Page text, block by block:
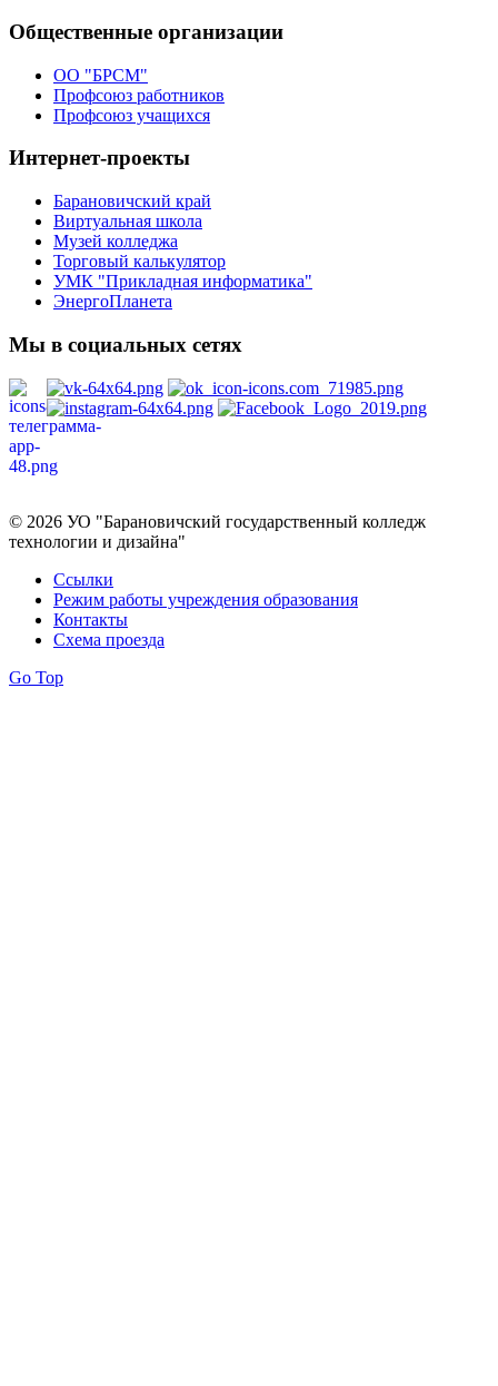
Общественные организации
ОО "БРСМ"
Профсоюз работников
Профсоюз учащихся
Интернет-проекты
Барановичский край
Виртуальная школа
Музей колледжа
Торговый калькулятор
УМК "Прикладная информатика"
ЭнергоПланета
Мы в социальных сетях
© 2026 УО "Барановичский государственный колледж
технологии и дизайна"
Ссылки
Режим работы учреждения образования
Контакты
Схема проезда
Go Top